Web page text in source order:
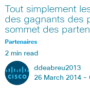
Tout simplement
des gagnants des
sommet des
Partenaires
2 min read
ddeabreu2013
26 March 2014 -